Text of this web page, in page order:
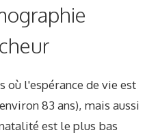
où l'espérance de vie est
83 ans), mais aussi
est le plus bas